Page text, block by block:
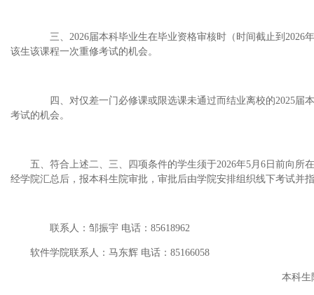
三、2026届本科毕业生在毕业资格审核时（时间截止到2026
该生该课程一次重修考试的机会。
四、对仅差一门必修课或限选课未通过而结业离校的2025届
考试的机会。
五、符合上述二、三、四项条件的学生须于2026年5月6日前向所
经学院汇总后，报本科生院审批 ， 审批后由学院安排组织线下考试并
联系人：邹振宇 电话：85618962
软件学院联系人：马东辉 电话： 85166058
本科生